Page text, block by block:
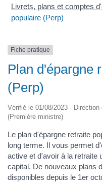
Livrets, plans et comptes
populaire (Perp)
Fiche pratique
Plan d'épargne
(Perp)
Vérifié le 01/08/2023 -
(Première ministre)
Le plan d'épargne retraite
long terme. Il vous permet
active et d'avoir à la retraite
capital. De nouveaux plans
disponibles depuis le 1er